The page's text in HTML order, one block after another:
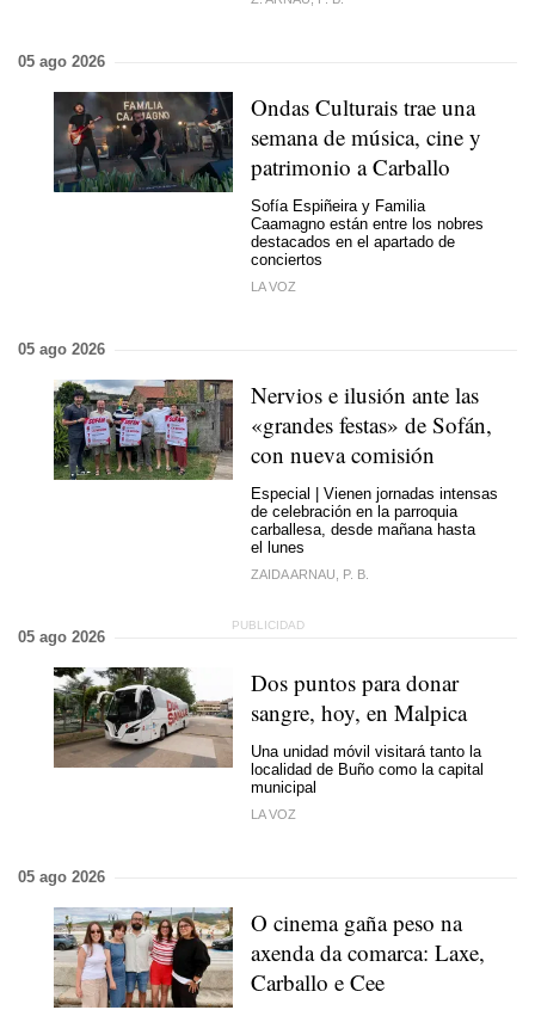
05 ago 2026
Ondas Culturais trae una
semana de música, cine y
patrimonio a Carballo
Sofía Espiñeira y Familia
Caamagno están entre los nobres
destacados en el apartado de
conciertos
LA VOZ
05 ago 2026
Nervios e ilusión ante las
«grandes festas» de Sofán,
con nueva comisión
Especial | Vienen jornadas intensas
de celebración en la parroquia
carballesa, desde mañana hasta
el lunes
ZAIDA ARNAU, P. B.
05 ago 2026
Dos puntos para donar
sangre, hoy, en Malpica
Una unidad móvil visitará tanto la
localidad de Buño como la capital
municipal
LA VOZ
05 ago 2026
O cinema gaña peso na
axenda da comarca: Laxe,
Carballo e Cee